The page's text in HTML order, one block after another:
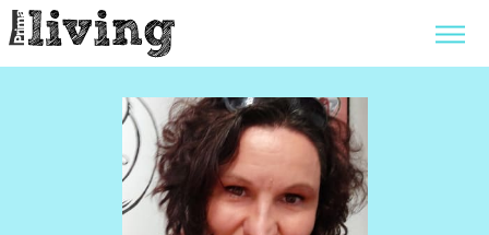
JAK UŠETŘIT
POKOJOVÉ KVĚTINY
BYDLENÍ SLAVNÝCH
ZAHRADA